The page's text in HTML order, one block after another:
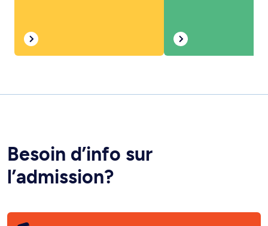
Besoin d’info sur
l’admission?